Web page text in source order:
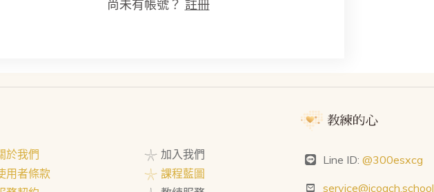
尚未有帳號？ 註冊
於我們
用者條款
𓇼 加入我們
𓇼 課程藍圖
Line ID:@300esxcg
service@icoach.school